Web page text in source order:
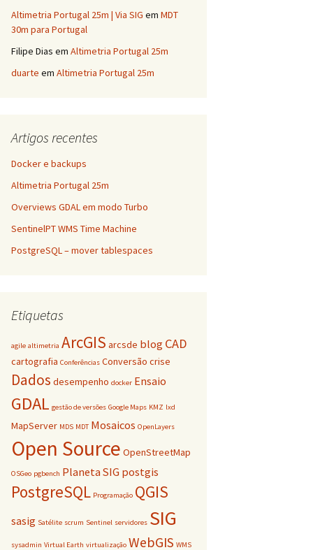
Altimetria Portugal 25m | Via SIG em MDT
30m para Portugal
Filipe Dias em Altimetria Portugal 25m
duarte em Altimetria Portugal 25m
Artigos recentes
Docker e backups
Altimetria Portugal 25m
Overviews GDAL em modo Turbo
SentinelPT WMS Time Machine
PostgreSQL – mover tablespaces
Etiquetas
agile altimetria ArcGIS arcsde blog CAD
cartografia Conferências Conversão crise
Dados desempenho docker Ensaio
GDAL gestão de versões Google Maps KMZ lxd
MapServer MDS MDT Mosaicos OpenLayers
Open Source OpenStreetMap
OSGeo pgbench Planeta SIG postgis
PostgreSQL Programação QGIS
sasig Satélite scrum Sentinel servidores SIG
sysadmin Virtual Earth virtualização WebGIS WMS